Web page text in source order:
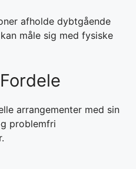
afholde dybtgående
måle sig med fysiske
arrangementer med sin
problemfri